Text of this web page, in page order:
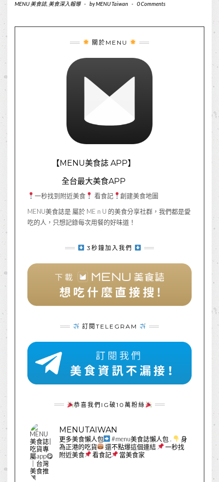
MENU 美食誌, 美食深入報導 - byMENU Taiwan - 0 Comments
關於MENU
【MENU美食誌 APP】
全台最大美食APP
一秒找到附近美食 看食記
創建美食地圖
MENU美食誌是 屬於 ME n U 的美食分享社群，我們都是愛
吃的人，只想記錄每次用餐的好味道！
3秒鐘加入我們
訂閱TELEGRAM
恭喜我們IG破10萬粉絲
MENUTAIWAN
更多美食懶人包 #menu美食誌懶人包 .
身
為正港的吃貨
還不點爆這個連結
一秒找
附近美食
看食記 當美食家